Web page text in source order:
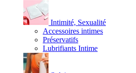
Intimité, Sexualité
Accessoires intimes
Préservatifs
Lubrifiants Intime